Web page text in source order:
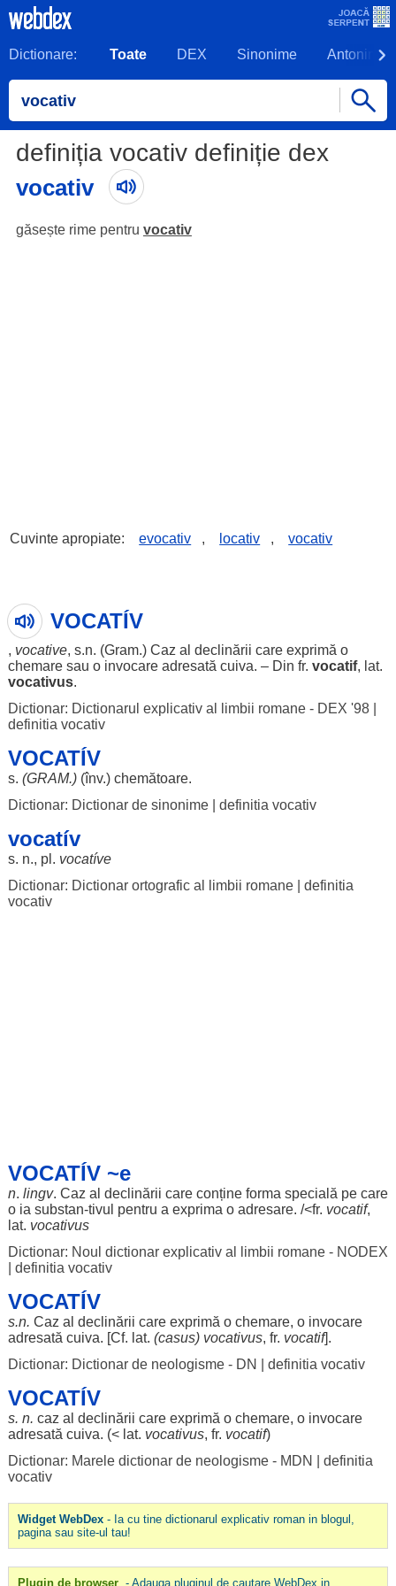
Dictionare: Toate DEX Sinonime Antonime
definiția vocativ definiție dex
vocativ
găsește rime pentru vocativ
Cuvinte apropiate: evocativ , locativ , vocativ
VOCATÍV
, vocative, s.n. (Gram.) Caz al declinării care exprimă o
chemaresau o invocare adresată cuiva. – Din fr. vocatif, lat.
vocativus.
Dictionar: Dictionarul explicativ al limbii romane - DEX '98|
definitia vocativ
VOCATÍV
s. (GRAM.)(înv.) chemătoare.
Dictionar: Dictionar de sinonime| definitia vocativ
vocatív
s. n., pl. vocatíve
Dictionar: Dictionar ortografic al limbii romane| definitia
vocativ
VOCATÍV ~e
n. lingv. Caz al declinării care conține forma specială pe care
o ia substan-tivul pentru a exprima o adresare. /<fr. vocatif,
lat. vocativus
Dictionar: Noul dictionar explicativ al limbii romane - NODEX
definitia vocativ
VOCATÍV
s.n. Caz al declinării care exprimă o chemare, o invocare
adresată cuiva. [Cf. lat. (casus) vocativus, fr. vocatif].
Dictionar: Dictionar de neologisme - DN
definitia vocativ
VOCATÍV
s. n. caz al declinării care exprimă o chemare, o invocare
adresată cuiva. (< lat. vocativus, fr. vocatif)
Dictionar: Marele dictionar de neologisme - MDN
definitia
vocativ
Widget WebDex- Ia cu tine dictionarul explicativ roman in blogul,
pagina sau site-ul tau!
Plugin de browser - Adauga pluginul de cautare WebDex in